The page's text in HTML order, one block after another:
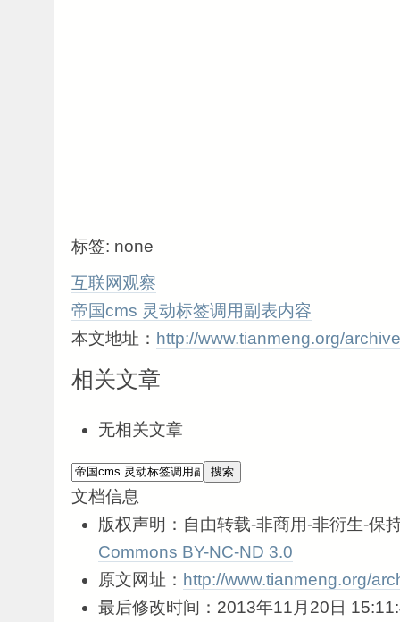
标签: none
互联网观察
帝国cms 灵动标签调用副表内容
本文地址： http://www.tianmeng.org/
相关文章
无相关文章
文档信息
版权声明：自由转载-非商用-非衍生-保
Commons BY-NC-ND 3.0
原文网址： http://www.tianmeng.org/
最后修改时间：2013年11月20日